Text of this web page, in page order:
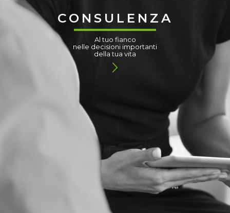
CONSULENZA
Al tuo fianco
nelle decisioni importanti
della tua vita